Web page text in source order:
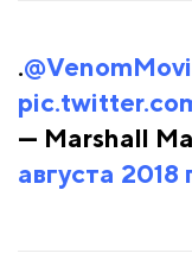
.
— Marshall
августа 2018